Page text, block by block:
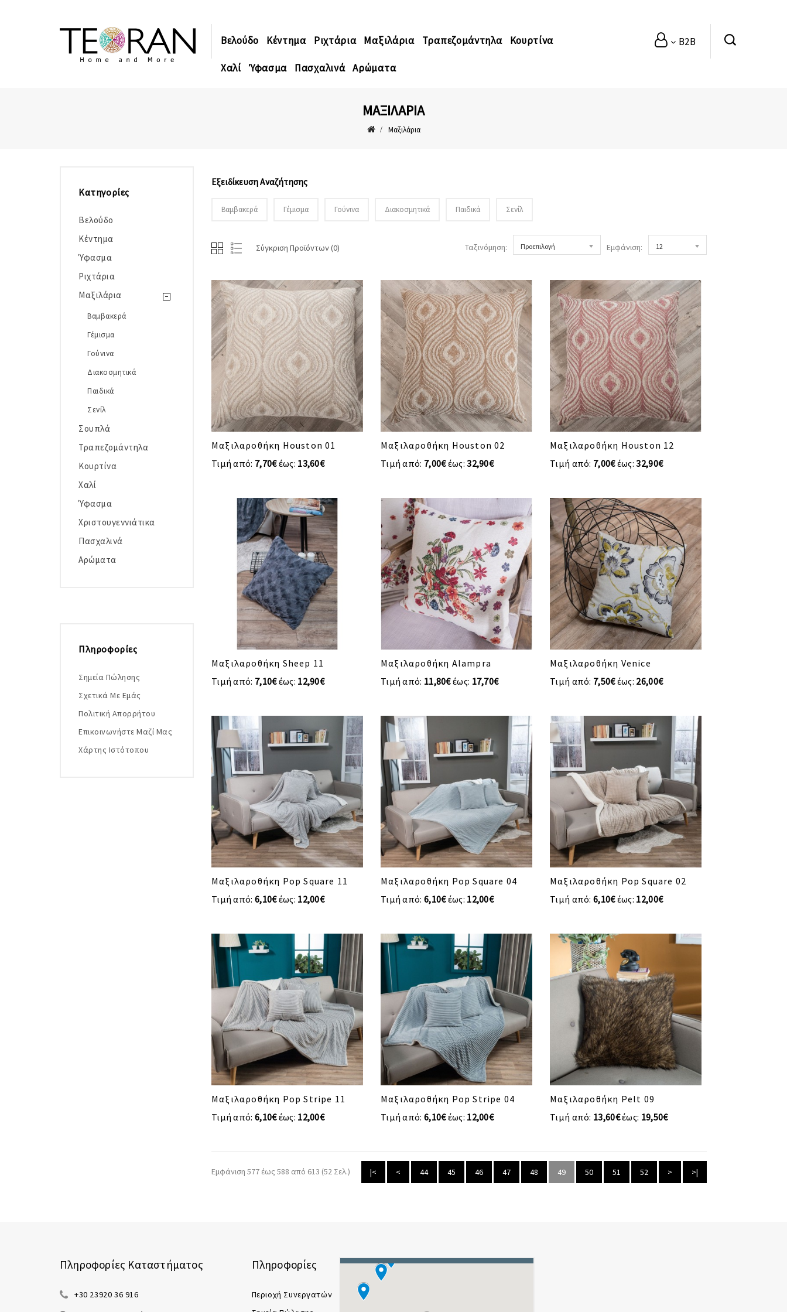
B2B
Βελούδο Κέντημα Ριχτάρια Μαξιλάρια Τραπεζομάντηλα Κουρτίνα
Χαλί Ύφασμα Πασχαλινά Αρώματα
ΜΑΞΙΛΆΡΙΑ
Μαξιλάρια
Κατηγορίες
Βελούδο
Κέντημα
Ύφασμα
Ριχτάρια
Μαξιλάρια
Βαμβακερά
Γέμισμα
Γούνινα
Διακοσμητικά
Παιδικά
Σενίλ
Σουπλά
Τραπεζομάντηλα
Κουρτίνα
Χαλί
Ύφασμα
Χριστουγεννιάτικα
Πασχαλινά
Αρώματα
Πληροφορίες
Σημεία Πώλησης
Σχετικά Με Εμάς
Πολιτική Απορρήτου
Επικοινωνήστε Μαζί Μας
Χάρτης Ιστότοπου
Εξειδίκευση Αναζήτησης
Βαμβακερά Γέμισμα Γούνινα Διακοσμητικά Παιδικά Σενίλ
Σύγκριση Προϊόντων (0) Ταξινόμηση: Προεπιλογή Εμφάνιση: 12
Μαξιλαροθήκη Houston 01
Τιμή από: 7,70€έως: 13,60€
Μαξιλαροθήκη Houston 02
Τιμή από: 7,00€έως:32,90€
Μαξιλαροθήκη Houston 12
Τιμή από: 7,00€έως:32,90€
Μαξιλαροθήκη Sheep 11
Τιμή από: 7,10€έως: 12,90€
Μαξιλαροθήκη Alampra
Τιμή από: 11,80€έως: 17,70€
Μαξιλαροθήκη Venice
Τιμή από: 7,50€έως: 26,00€
Μαξιλαροθήκη Pop Square 11
Τιμή από: 6,10€έως: 12,00€
Μαξιλαροθήκη Pop Square 04
Τιμή από: 6,10€έως: 12,00€
Μαξιλαροθήκη Pop Square 02
Τιμή από:6,10€έως: 12,00€
Μαξιλαροθήκη Pop Stripe 11
Τιμή από: 6,10€έως: 12,00€
Μαξιλαροθήκη Pop Stripe 04
Τιμή από: 6,10€έως: 12,00€
Μαξιλαροθήκη Pelt 09
Τιμή από: 13,60€έως: 19,50€
|< < 44 45 46 47 48 49 50 51 52 > >|
Εμφάνιση 577 έως 588 από 613 (52 Σελ.)
Πληροφορίες Καταστήματος
+30 23920 36 916
Πληροφορίες
Περιοχή Συνεργατών